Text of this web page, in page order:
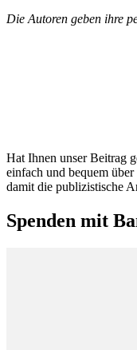
Die Autoren geben ihre
Hat Ihnen unser Beitrag
einfach und bequem
damit die publi­zis­tische
Spenden mit